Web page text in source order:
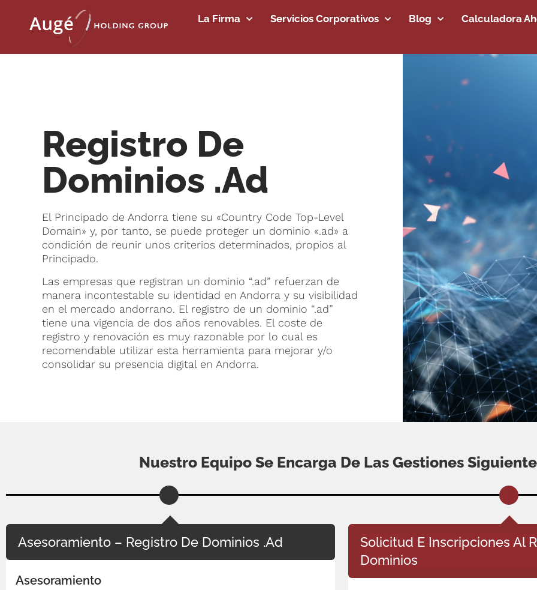
La Firma Servicios Corporativos Blog Calculadora
Registro De
Dominios .ad
El Principado de Andorra tiene su «Country Code Top-Level
Domain» y, por tanto, se puede proteger un dominio «.ad» a
condición de reunir unos criterios determinados, propios al
Principado.
Las empresas que registran un dominio “.ad” refuerzan de
manera incontestable su identidad en Andorra y su visibilidad
en el mercado andorrano. El registro de un dominio “.ad”
tiene una vigencia de dos años renovables. El coste de
registro y renovación es muy razonable por lo cual es
recomendable utilizar esta herramienta para mejorar y/o
consolidar su presencia digital en Andorra.
Nuestro Equipo Se Encarga De Las Gestiones
Asesoramiento – Registro De Dominios .Ad
Asesoramiento
Solicitud E Inscripciones Al
Dominios